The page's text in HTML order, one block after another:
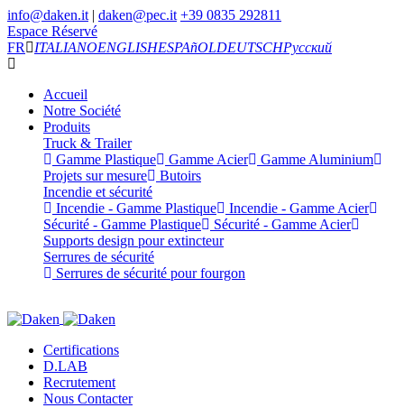
info@daken.it | daken@pec.it +39 0835 292811
Espace Réservé
FR
ITALIANOENGLISHESPAñOLDEUTSCHРусский
Accueil
Notre Société
Produits
Truck & Trailer
Gamme Plastique
Gamme Acier
Gamme Aluminium
Projets sur mesure
Butoirs
Incendie et sécurité
Incendie - Gamme Plastique
Incendie - Gamme Acier
Sécurité - Gamme Plastique
Sécurité - Gamme Acier
Supports design pour extincteur
Serrures de sécurité
Serrures de sécurité pour fourgon
Certifications
D.LAB
Recrutement
Nous Contacter